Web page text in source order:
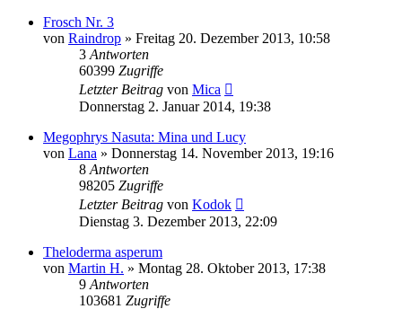
Frosch Nr. 3
von Raindrop » Freitag 20. Dezember 2013, 10:58
3 Antworten
60399 Zugriffe
Letzter Beitrag von Mica
Donnerstag 2. Januar 2014, 19:38
Megophrys Nasuta: Mina und Lucy
von Lana » Donnerstag 14. November 2013, 19:16
8 Antworten
98205 Zugriffe
Letzter Beitrag von Kodok
Dienstag 3. Dezember 2013, 22:09
Theloderma asperum
von Martin H. » Montag 28. Oktober 2013, 17:38
9 Antworten
103681 Zugriffe